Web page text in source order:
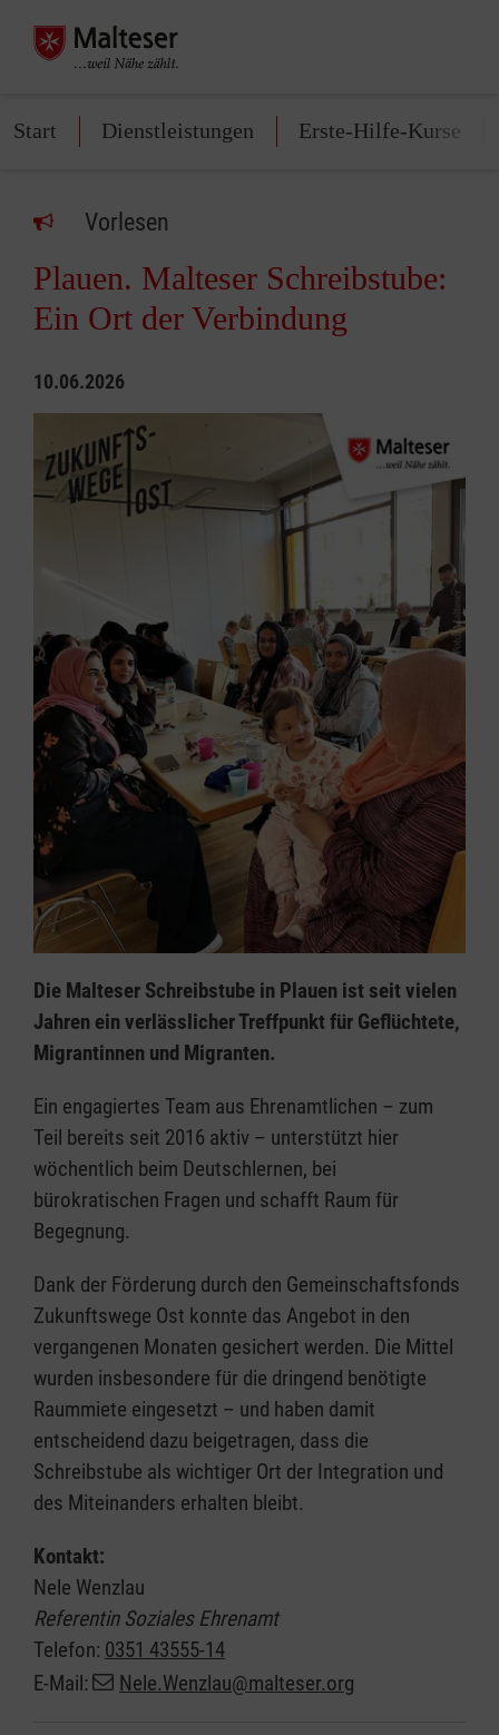
Start Dienstleistungen Erste-Hilfe-Kurse
Vorlesen
Plauen. Malteser Schreibstube:
Ein Ort der Verbindung
10.06.2026
Die Malteser Schreibstube in Plauen ist seit vielen
Jahren ein verlässlicher Treffpunkt für Geflüchtete,
Migrantinnen und Migranten.
Ein engagiertes Team aus Ehrenamtlichen – zum
Teil bereits seit 2016 aktiv – unterstützt hier
wöchentlich beim Deutschlernen, bei
bürokratischen Fragen und schafft Raum für
Begegnung.
Dank der Förderung durch den Gemeinschaftsfonds
Zukunftswege Ost konnte das Angebot in den
vergangenen Monaten gesichert werden. Die Mittel
wurden insbesondere für die dringend benötigte
Raummiete eingesetzt – und haben damit
entscheidend dazu beigetragen, dass die
Schreibstube als wichtiger Ort der Integration und
des Miteinanders erhalten bleibt.
Kontakt:
Nele Wenzlau
Referentin Soziales Ehrenamt
Telefon: 0351 43555-14
E-Mail:
Nele.Wenzlau@malteser.org